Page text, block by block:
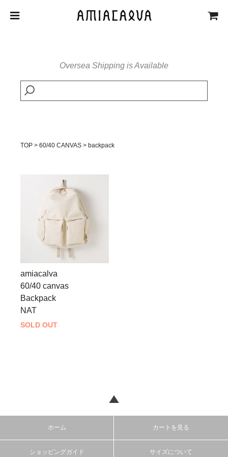
Oversea Shipping is Available
TOP > 60/40 CANVAS > backpack
amiacalva
60/40 canvas
Backpack
NAT
SOLD OUT
ホーム カートを見る
ショッピングガイド サイズについて